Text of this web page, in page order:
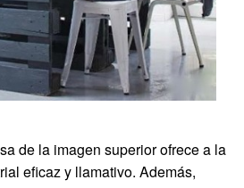
de la imagen superior ofrece a la
eficaz y llamativo. Además,